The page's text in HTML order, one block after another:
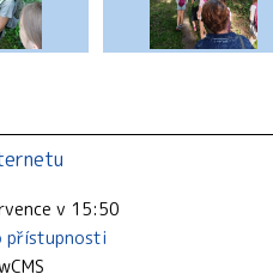
v 15:50
přístupnosti